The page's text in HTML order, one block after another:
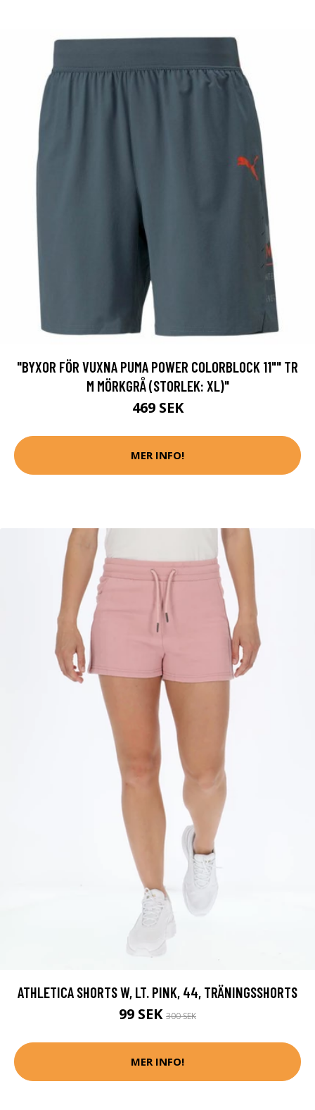
"BYXOR FÖR VUXNA PUMA POWER COLORBLOCK 11"" TR
M MÖRKGRÅ (STORLEK: XL)"
469 SEK
MER INFO!
ATHLETICA SHORTS W, LT. PINK, 44, TRÄNINGSSHORTS
99 SEK 300 SEK
MER INFO!